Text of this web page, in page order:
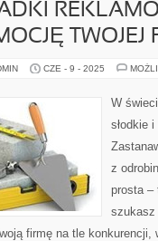
TWOJEJ
CZE - 9 - 2025
W
słodkie
z
prosta –
szukasz
firmę na tle